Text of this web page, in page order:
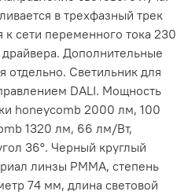
в трехфазный трек
к сети переменного тока 230
Дополнительные
отдельно. Светильник для
DALI. Мощность
honeycomb 2000 лм, 100
1320 лм, 66 лм/Вт,
36°. Черный круглый
линзы PMMA, степень
74 мм, длина световой